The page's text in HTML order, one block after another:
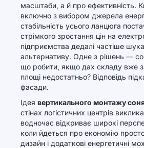
масштаби, а й про ефективність.
включно з вибором джерела
стабільність усього ланцюга
стрімкого зростання цін на
підприємства дедалі частіше
альтернативу. Одне з рішень —
що робити, якщо дах складу вже
площі недостатньо? Відповідь
фасади.
Ідея вертикального монтажу
стінах логістичних центрів
водночас відкриває широкі
коли йдеться про економію
дизайн і додаткові енергетичні